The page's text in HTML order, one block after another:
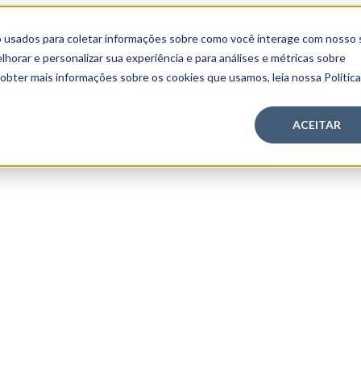
para coletar informações sobre como você interage com nosso
e personalizar sua experiência e para análises e métricas sobre
mais informações sobre os cookies que usamos, leia nossa
ACEITAR